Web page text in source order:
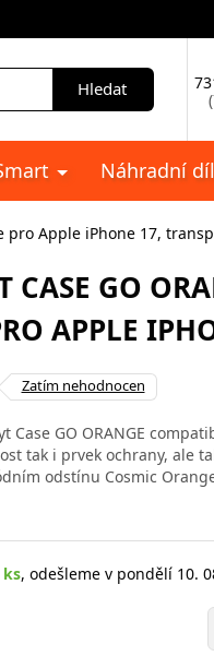
Hledat
Náhradní
pro Apple iPhone 17,
CASE GO
APPLE
Zatím nehodnocen
Case GO ORANGE
tak i prvek ochrany, ale
odstínu Cosmic
ks, odešleme v pondělí 10.